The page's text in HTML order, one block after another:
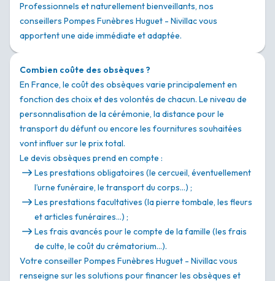
Professionnels et naturellement bienveillants, nos
conseillers Pompes Funèbres Huguet - Nivillac vous
apportent une aide immédiate et adaptée.
Combien coûte des obsèques ?
En France, le coût des obsèques varie principalement en
fonction des choix et des volontés de chacun. Le niveau de
personnalisation de la cérémonie, la distance pour le
transport du défunt ou encore les fournitures souhaitées
vont influer sur le prix total.
Le devis obsèques prend en compte :
Les prestations obligatoires (le cercueil, éventuellement
l’urne funéraire, le transport du corps…) ;
Les prestations facultatives (la pierre tombale, les fleurs
et articles funéraires…) ;
Les frais avancés pour le compte de la famille (les frais
de culte, le coût du crématorium…).
Votre conseiller Pompes Funèbres Huguet - Nivillac vous
renseigne sur les solutions pour financer les obsèques et